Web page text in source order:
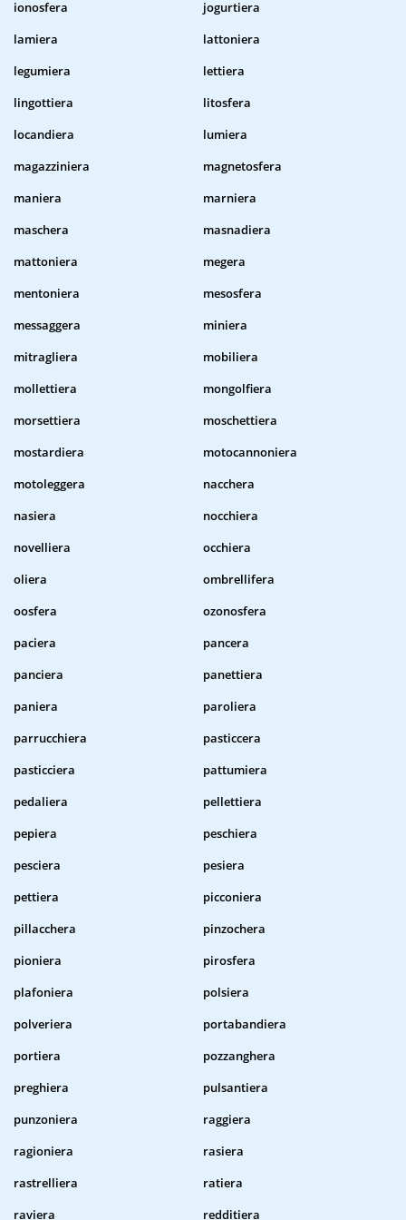
ionosfera
jogurtiera
lamiera
lattoniera
legumiera
lettiera
lingottiera
litosfera
locandiera
lumiera
magazziniera
magnetosfera
maniera
marniera
maschera
masnadiera
mattoniera
megera
mentoniera
mesosfera
messaggera
miniera
mitragliera
mobiliera
mollettiera
mongolfiera
morsettiera
moschettiera
mostardiera
motocannoniera
motoleggera
nacchera
nasiera
nocchiera
novelliera
occhiera
oliera
ombrellifera
oosfera
ozonosfera
paciera
pancera
panciera
panettiera
paniera
paroliera
parrucchiera
pasticcera
pasticciera
pattumiera
pedaliera
pellettiera
pepiera
peschiera
pesciera
pesiera
pettiera
picconiera
pillacchera
pinzochera
pioniera
pirosfera
plafoniera
polsiera
polveriera
portabandiera
portiera
pozzanghera
preghiera
pulsantiera
punzoniera
raggiera
ragioniera
rasiera
rastrelliera
ratiera
raviera
redditiera